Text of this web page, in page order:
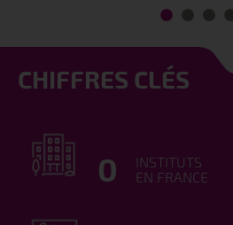
CHIFFRES CLÉS
0
INSTITUTS
EN FRANCE